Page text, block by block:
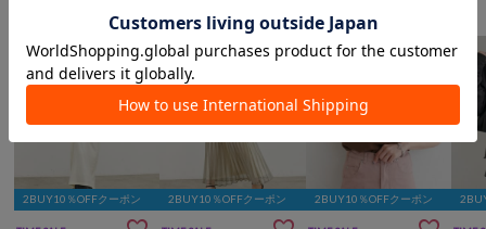
2BUY10％OFFクーポン 2BUY10％OFFクーポン 2BUY10％OFFクーポン